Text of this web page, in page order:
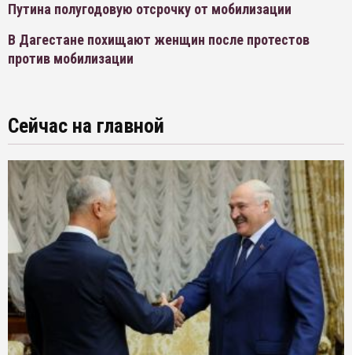
Путина полугодовую отсрочку от мобилизации
В Дагестане похищают женщин после протестов
против мобилизации
Сейчас на главной